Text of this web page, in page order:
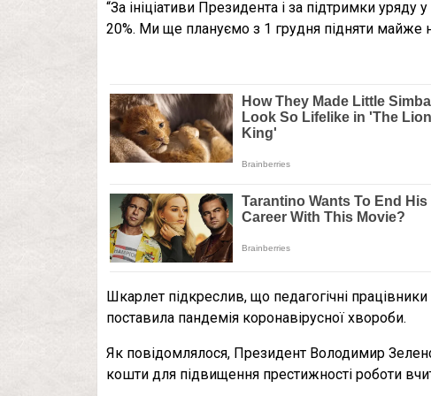
“За ініціативи Президента і за підтримки
20%. Ми ще плануємо з 1 грудня підняти майже
Шкарлет підкреслив, що педагогічні
поставила пандемія коронавірусної хвороби.
Як повідомлялося, Президент Володимир
кошти для підвищення престижності роботи